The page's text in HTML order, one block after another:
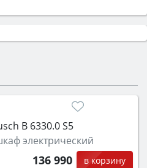
B 6330.0 S5
электрический
136 990 в корзину